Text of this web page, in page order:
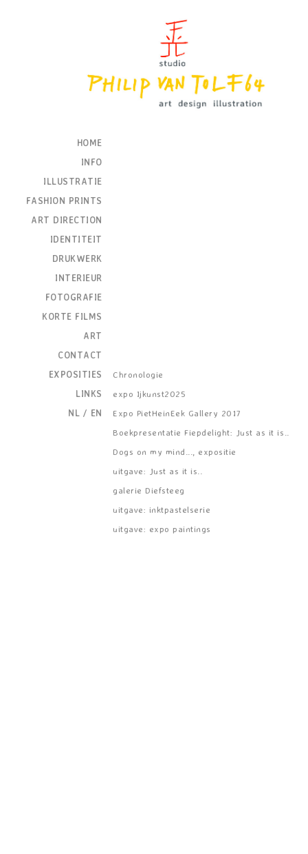
HOME
INFO
ILLUSTRATIE
FASHION PRINTS
ART DIRECTION
IDENTITEIT
DRUKWERK
INTERIEUR
FOTOGRAFIE
KORTE FILMS
ART
CONTACT
EXPOSITIES
LINKS
NL / EN
Chronologie
expo Ijkunst2025
Expo PietHeinEek Gallery 2017
Boekpresentatie Fiepdelight: Just as it is..
Dogs on my mind..., expositie
uitgave: Just as it is..
galerie Diefsteeg
uitgave: inktpastelserie
uitgave: expo paintings